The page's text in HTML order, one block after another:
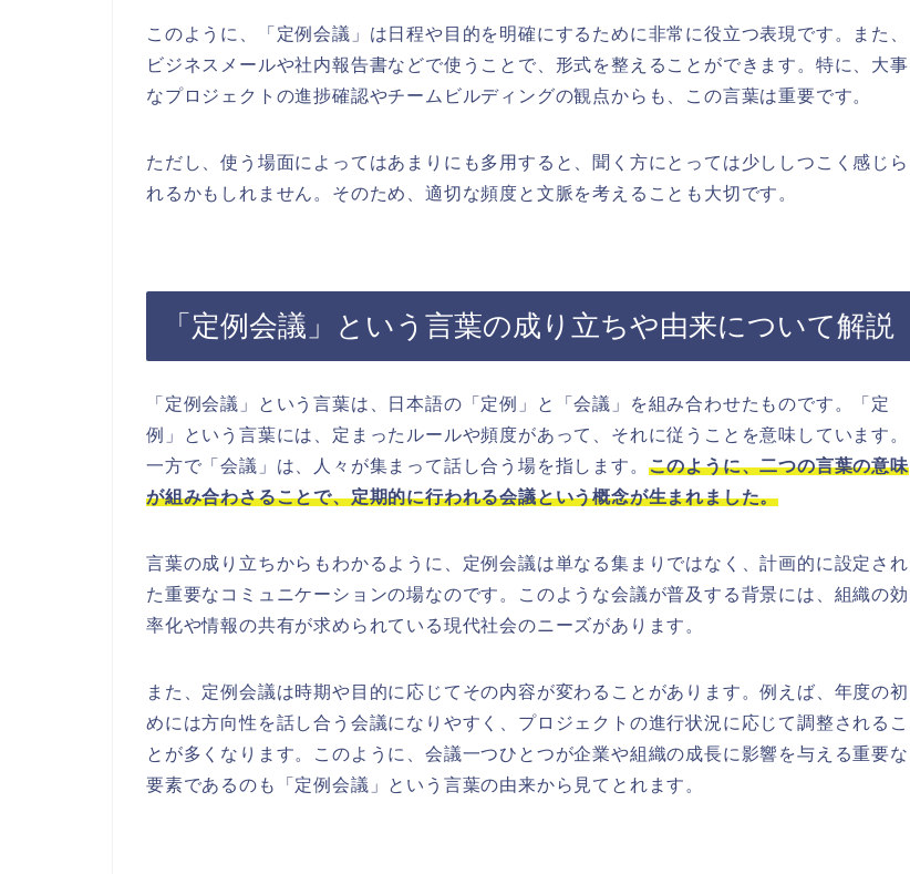
このように、「定例会議」は日程や目的を明確にするために非常に役立つ表現です。また、
ビジネスメールや社内報告書などで使うことで、形式を整えることができます。特に、大事
なプロジェクトの進捗確認やチームビルディングの観点からも、この言葉は重要です。
ただし、使う場面によってはあまりにも多用すると、聞く方にとっては少ししつこく感じら
れるかもしれません。そのため、適切な頻度と文脈を考えることも大切です。
「定例会議」という言葉の成り立ちや由来について解説
「定例会議」という言葉は、日本語の「定例」と「会議」を組み合わせたものです。「定
例」という言葉には、定まったルールや頻度があって、それに従うことを意味しています。
一方で「会議」は、人々が集まって話し合う場を指します。 このように、二つの言葉の意味
が組み合わさることで、定期的に行われる会議という概念が生まれました。
言葉の成り立ちからもわかるように、定例会議は単なる集まりではなく、計画的に設定され
た重要なコミュニケーションの場なのです。このような会議が普及する背景には、組織の効
率化や情報の共有が求められている現代社会のニーズがあります。
また、定例会議は時期や目的に応じてその内容が変わることがあります。例えば、年度の初
めには方向性を話し合う会議になりやすく、プロジェクトの進行状況に応じて調整されるこ
とが多くなります。このように、会議一つひとつが企業や組織の成長に影響を与える重要な
要素であるのも「定例会議」という言葉の由来から見てとれます。